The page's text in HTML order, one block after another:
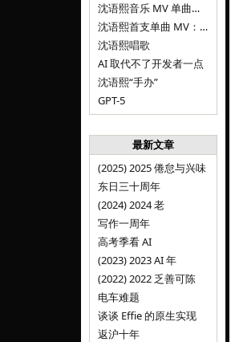
沈语熙音乐 MV 单曲第二弹：优雅时间
沈语熙首支单曲 MV：告别的倒影
沈语熙唱歌
AI 取代不了开发者一点
沈语熙“手办”
GPT-5
最新文章
(2025) 2025 倦怠与兴味
东日三十周年
(2024) 2024 老
写作一周年
高考季看 AI
(2023) 2023 AI 年
(2022) 2022 乏善可陈
电车难题
谈谈 Effie 的原生实现
返沪十年